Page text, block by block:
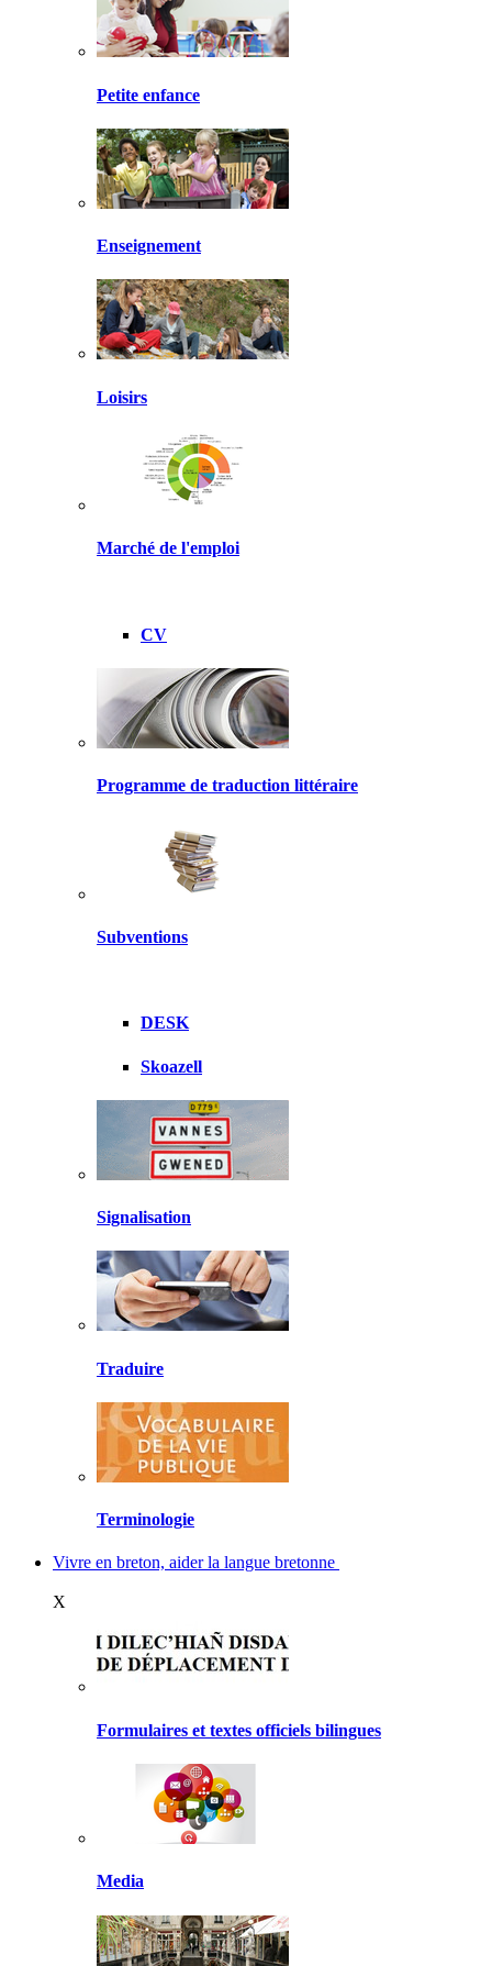
Petite enfance
Enseignement
Loisirs
Marché de l'emploi
CV
Programme de traduction littéraire
Subventions
DESK
Skoazell
Signalisation
Traduire
Terminologie
Vivre en breton, aider la langue bretonne
X
Formulaires et textes officiels bilingues
Media